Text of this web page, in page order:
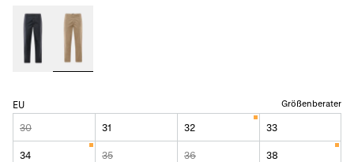
EU Größenberater
30 31 32 33
34 35 36 38